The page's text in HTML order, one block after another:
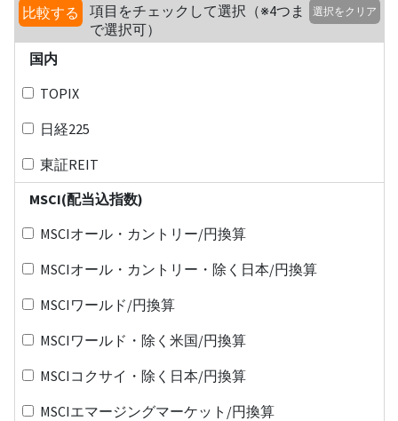
比較する
項目をチェックして選択（※4つま
で選択可）
選択をクリア
国内
TOPIX
日経225
東証REIT
MSCI(配当込指数)
MSCIオール・カントリー/円換算
MSCIオール・カントリー・除く日本/円換算
MSCIワールド/円換算
MSCIワールド・除く米国/円換算
MSCIコクサイ・除く日本/円換算
MSCIエマージングマーケット/円換算